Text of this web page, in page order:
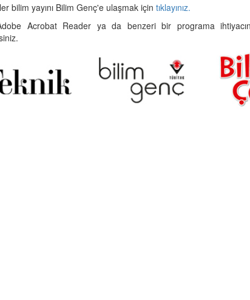
bilim yayını Bilim Genç'e ulaşmak için tıklayınız.
Acrobat Reader ya da benzeri bir programa